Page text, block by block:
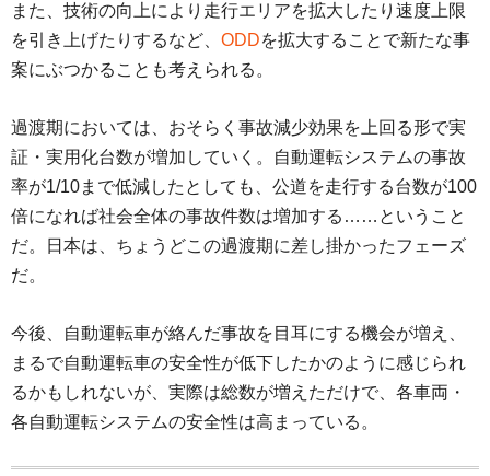
また、技術の向上により走行エリアを拡大したり速度上限
を引き上げたりするなど、 ODDを拡大することで新たな事
案にぶつかることも考えられる。
過渡期においては、おそらく事故減少効果を上回る形で実
証・実用化台数が増加していく。自動運転システムの事故
率が1/10まで低減したとしても、公道を走行する台数が100
倍になれば社会全体の事故件数は増加する……ということ
だ。日本は、ちょうどこの過渡期に差し掛かったフェーズ
だ。
今後、自動運転車が絡んだ事故を目耳にする機会が増え、
まるで自動運転車の安全性が低下したかのように感じられ
るかもしれないが、実際は総数が増えただけで、各車両・
各自動運転システムの安全性は高まっている。